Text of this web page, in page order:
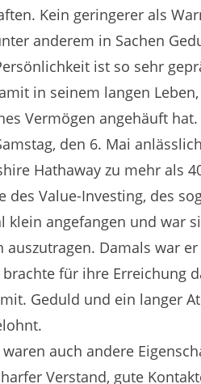
Kein geringerer als
anderem in Sachen
ist so sehr
in seinem langen
Vermögen angehäuft
den 6. Mai
Hathaway zu mehr als
des Value-Investing, des
klein angefangen und war
auszutragen. Damals war
für ihre Erreichung
Geduld und ein langer
auch andere
Verstand, gute